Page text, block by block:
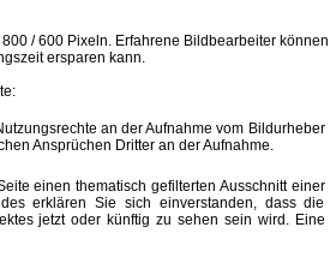
/ 600 Pixeln. Erfahrene Bildbearbeiter können
ersparen kann.
an der Aufnahme vom Bildurheber
Ansprüchen Dritter an der Aufnahme.
einen thematisch gefilterten Ausschnitt einer
erklären Sie sich einverstanden, dass die
jetzt oder künftig zu sehen sein wird. Eine